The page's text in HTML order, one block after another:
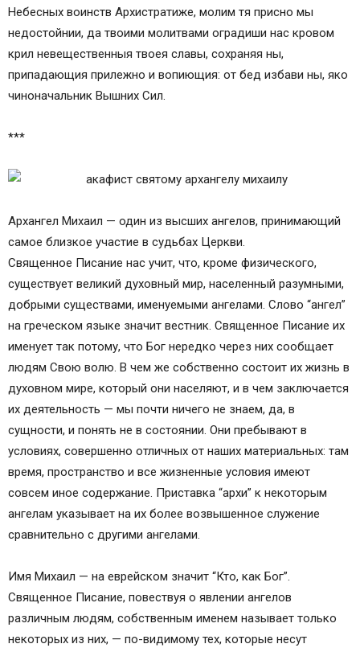
Небесных воинств Архистратиже, молим тя присно мы
недостойнии, да твоими молитвами оградиши нас кровом
крил невещественныя твоея славы, сохраняя ны,
припадающия прилежно и вопиющия: от бед избави ны, яко
чиноначальник Вышних Сил.
***
Архангел Михаил — один из высших ангелов, принимающий
самое близкое участие в судьбах Церкви.
Священное Писание нас учит, что, кроме физического,
существует великий духовный мир, населенный разумными,
добрыми существами, именуемыми ангелами. Слово “ангел”
на греческом языке значит вестник. Священное Писание их
именует так потому, что Бог нередко через них сообщает
людям Свою волю. В чем же собственно состоит их жизнь в
духовном мире, который они населяют, и в чем заключается
их деятельность — мы почти ничего не знаем, да, в
сущности, и понять не в состоянии. Они пребывают в
условиях, совершенно отличных от наших материальных: там
время, пространство и все жизненные условия имеют
совсем иное содержание. Приставка “архи” к некоторым
ангелам указывает на их более возвышенное служение
сравнительно с другими ангелами.
Имя Михаил — на еврейском значит “Кто, как Бог”.
Священное Писание, повествуя о явлении ангелов
различным людям, собственным именем называет только
некоторых из них, — по-видимому тех, которые несут